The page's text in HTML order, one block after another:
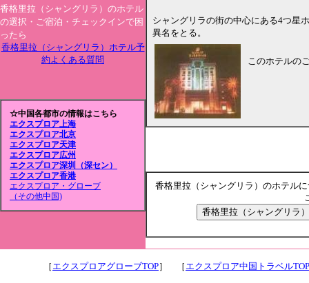
香格里拉（シャングリラ）のホテル
の選択・ご宿泊・チェックインで困
ったら
香格里拉（シャングリラ）ホテル予
約よくある質問
☆中国各都市の情報はこちら
エクスプロア上海
エクスプロア北京
エクスプロア天津
エクスプロア広州
エクスプロア深圳（深セン）
エクスプロア香港
エクスプロア・グローブ
（その他中国)
シャングリラの街の中心にある4つ星
異名をとる。
このホテルの
香格里拉（シャングリラ）のホテル
［ エクスプロアグローブTOP］ ［ エクスプロア中国トラベルTOP